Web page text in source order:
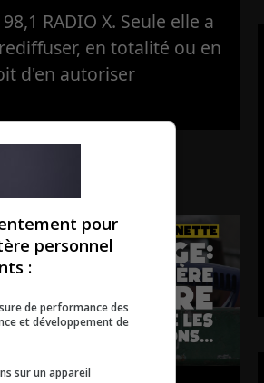
RADIO X. Seule elle a
en totalité ou en
d'en autoriser
pour
personnel
:
de performance des
et développement de
sur un appareil